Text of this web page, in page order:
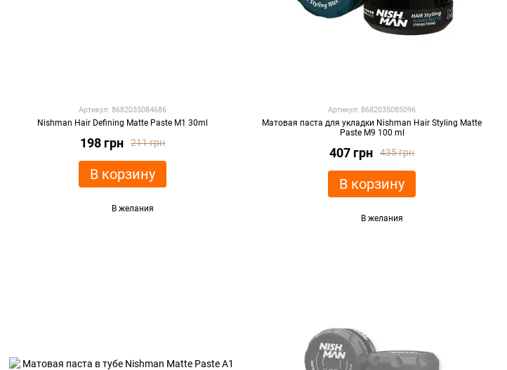
Артикул: 8682035084686
Nishman Hair Defining Matte Paste M1 30ml
211 грн
198 грн
В корзину
В желания
Артикул: 8682035085096
Матовая паста для укладки Nishman Hair Styling Matte
Paste M9 100 ml
435 грн
407 грн
В корзину
В желания